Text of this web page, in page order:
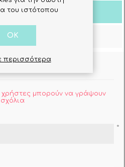
Πελατών
μας
χρήστες μπορούν να γράψουν
σχόλια
*
του ιστότοπου
OK
περισσότερα